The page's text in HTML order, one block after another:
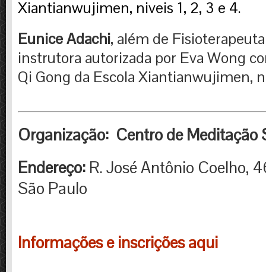
Xiantianwujimen, niveis 1, 2, 3 e 4.
Eunice Adachi, além de
instrutora autorizada por Eva Wong
Qi Gong da Escola Xiantianwujimen,
Organização: Centro de Meditação
Endereço: R. José Antônio Coelho,
São Paulo
Informações e inscrições aqui